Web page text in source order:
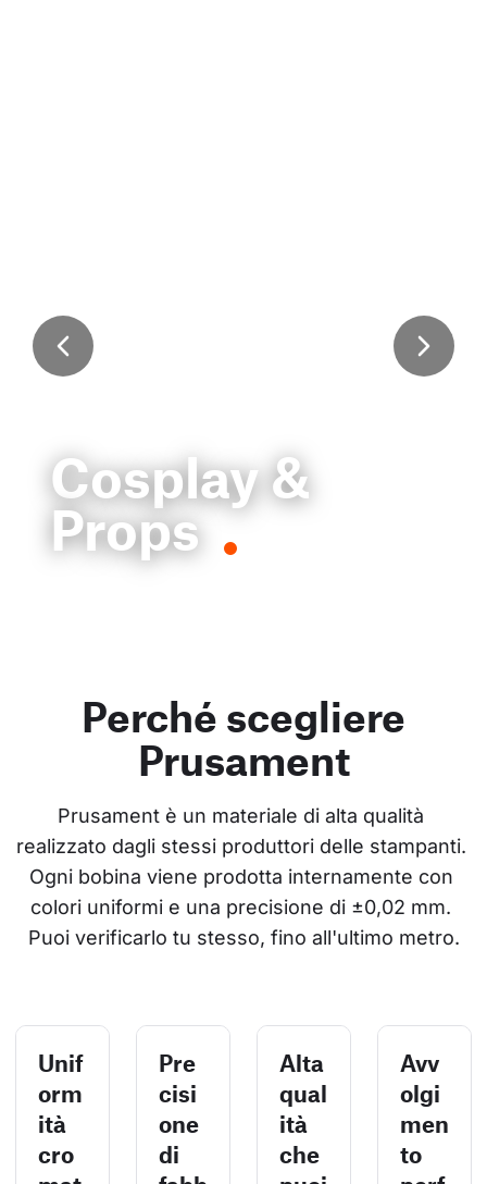
Cosplay &
Props
Perché scegliere
Prusament
Prusament è un materiale di alta qualità
realizzato dagli stessi produttori delle stampanti.
Ogni bobina viene prodotta internamente con
colori uniformi e una precisione di ±0,02 mm.
Puoi verificarlo tu stesso, fino all'ultimo metro.
Unif
orm
ità
cro
Pre
cisi
one
di
Alta
qual
ità
che
Avv
olgi
men
to